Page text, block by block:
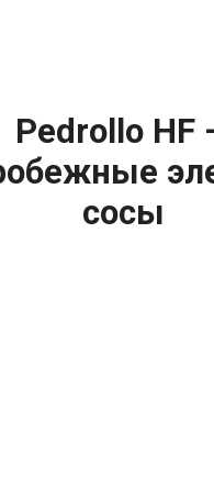
Pedrollo HF
сосы